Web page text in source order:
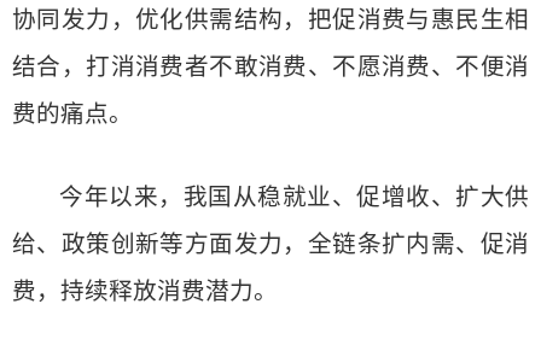
协同发力，优化供需结构，把促消费与惠民生相
结合，打消消费者不敢消费、不愿消费、不便消
费的痛点。
今年以来，我国从稳就业、促增收、扩大供
给、政策创新等方面发力，全链条扩内需、促消
费，持续释放消费潜力。